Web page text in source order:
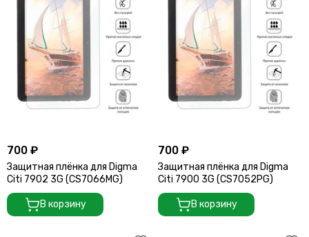
700 ₽
Защитная плёнка для Digma
Citi 7902 3G (CS7066MG)
В корзину
700 ₽
Защитная плёнка для Digma
Citi 7900 3G (CS7052PG)
В корзину